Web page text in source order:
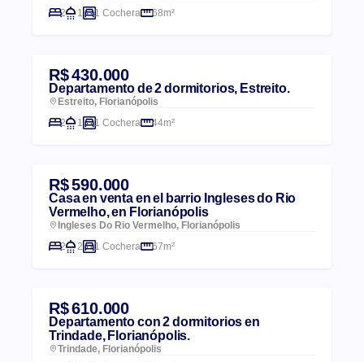
2
1 1 Cochera 68m²
R$ 430.000
Departamento de 2 dormitorios, Estreito.
Estreito, Florianópolis
2
1 1 Cochera 44m²
R$ 590.000
Casa en venta en el barrio Ingleses do Rio
Vermelho, en Florianópolis
Ingleses Do Rio Vermelho, Florianópolis
2
2 1 Cochera 67m²
R$ 610.000
Departamento con 2 dormitorios en
Trindade, Florianópolis.
Trindade, Florianópolis